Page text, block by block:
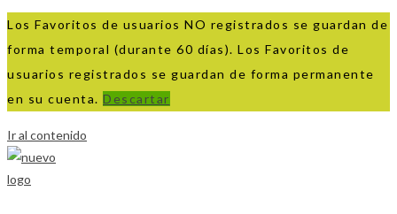
Los Favoritos de usuarios NO registrados se guardan de
forma temporal (durante 60 días). Los Favoritos de
usuarios registrados se guardan de forma permanente
en su cuenta. Descartar
Ir al contenido